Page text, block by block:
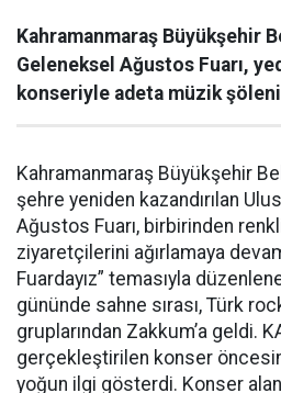
Kahramanmaraş Büyükşehir
Geleneksel Ağustos Fuarı,
konseriyle adeta müzik
Kahramanmaraş Büyükşehir
şehre yeniden kazandırılan
Ağustos Fuarı, birbirinden
ziyaretçilerini ağırlamaya
Fuardayız” temasıyla
gününde sahne sırası, Türk
gruplarından Zakkum’a geldi.
gerçekleştirilen konser
yoğun ilgi gösterdi. Konser